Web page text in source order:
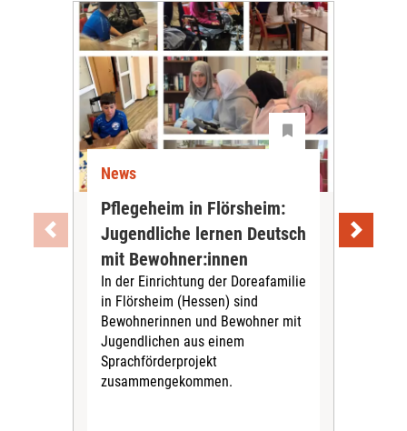
News
Pflegeheim in Flörsheim:
Jugendliche lernen Deutsch
mit Bewohner:innen
In der Einrichtung der Doreafamilie
in Flörsheim (Hessen) sind
Bewohnerinnen und Bewohner mit
Jugendlichen aus einem
Sprachförderprojekt
zusammengekommen.